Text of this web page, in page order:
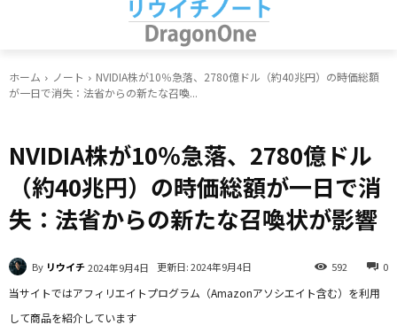
ホーム ノート
NVIDIA株が10％急落、2780億ドル（約40兆円）の時価総額
が一日で消失：法省からの新たな召喚...
NVIDIA株が10％急落、2780億ドル
（約40兆円）の時価総額が一日で消
失：法省からの新たな召喚状が影響
By リウイチ2024年9月4日 更新日:2024年9月4日 0
592
当サイトではアフィリエイトプログラム（Amazonアソシエイト含む）を利用
して商品を紹介しています